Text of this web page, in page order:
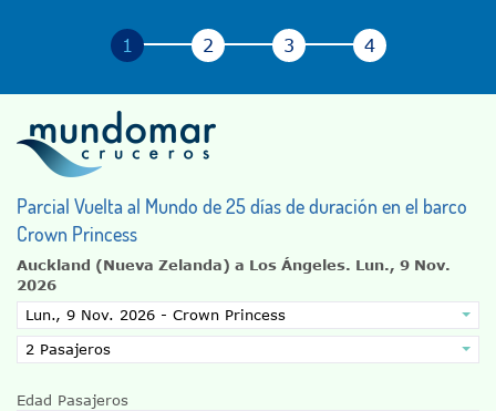
Parcial Vuelta al Mundo de 25 días de duración en el barco
Crown Princess
Auckland (Nueva Zelanda) a Los Ángeles. Lun., 9 Nov.
2026
Edad Pasajeros